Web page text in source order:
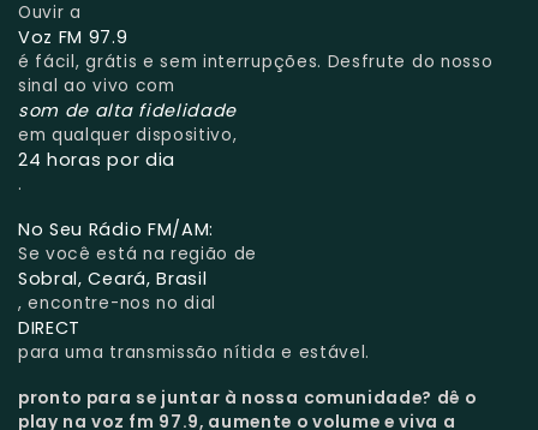
Ouvir a
Voz FM 97.9
é fácil, grátis e sem interrupções. Desfrute do nosso
sinal ao vivo com
som de alta fidelidade
em qualquer dispositivo,
24 horas por dia
.
No Seu Rádio FM/AM:
Se você está na região de
Sobral, Ceará, Brasil
, encontre-nos no dial
DIRECT
para uma transmissão nítida e estável.
pronto para se juntar à nossa comunidade? dê o
play na voz fm 97.9, aumente o volume e viva a